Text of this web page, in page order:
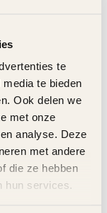
te
te bieden
Ook delen we
met onze
analyse. Deze
met andere
die ze hebben
hun services.